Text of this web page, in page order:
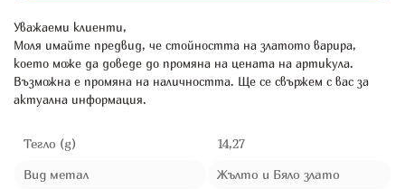
Уважаеми клиенти,
Моля имайте предвид, че стойността на златото варира,
което може да доведе до промяна на цената на артикула.
Възможна е промяна на наличността. Ще се свържем с вас за
актуална информация.
Тегло (g)
14,27
Вид метал
Жълто и Бяло злато